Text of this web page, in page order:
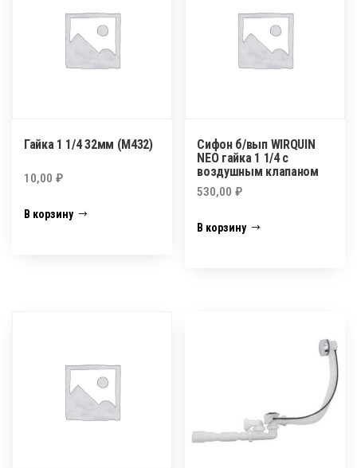
Гайка 1 1/4 32мм (М432)
10,00 ₽
В корзину
Сифон б/вып WIRQUIN
NEO гайка 1 1/4 с
воздушным клапаном
530,00₽
В корзину